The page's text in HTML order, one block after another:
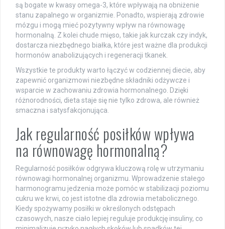
są bogate w kwasy omega-3, które wpływają na obniżenie
stanu zapalnego w organizmie. Ponadto, wspierają zdrowie
mózgu i mogą mieć pozytywny wpływ na równowagę
hormonalną. Z kolei chude mięso, takie jak kurczak czy indyk,
dostarcza niezbędnego białka, które jest ważne dla produkcji
hormonów anabolizujących i regeneracji tkanek.
Wszystkie te produkty warto łączyć w codziennej diecie, aby
zapewnić organizmowi niezbędne składniki odżywcze i
wsparcie w zachowaniu zdrowia hormonalnego. Dzięki
różnorodności, dieta staje się nie tylko zdrowa, ale również
smaczna i satysfakcjonująca.
Jak regularność posiłków wpływa
na równowagę hormonalną?
Regularność posiłków odgrywa kluczową rolę w utrzymaniu
równowagi hormonalnej organizmu. Wprowadzenie stałego
harmonogramu jedzenia może pomóc w stabilizacji poziomu
cukru we krwi, co jest istotne dla zdrowia metabolicznego.
Kiedy spożywamy posiłki w określonych odstępach
czasowych, nasze ciało lepiej reguluje produkcję insuliny, co